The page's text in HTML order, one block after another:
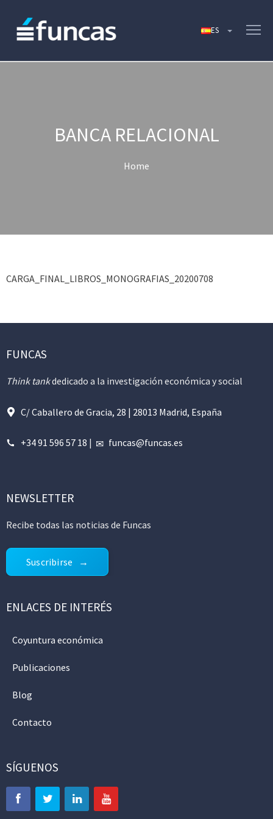
BANCA RELACIONAL
Home
CARGA_FINAL_LIBROS_MONOGRAFIAS_20200708
FUNCAS
Think tankdedicado a la investigación económica y social
C/ Caballero de Gracia, 28 | 28013 Madrid, España
+34 91 596 57 18 | funcas@funcas.es
NEWSLETTER
Recibe todas las noticias de Funcas
Suscribirse
ENLACES DE INTERÉS
Coyuntura económica
Publicaciones
Blog
Contacto
SÍGUENOS